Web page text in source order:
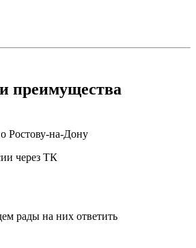
преимущества
Ростову-на-Дону
через ТК
рады на них ответить